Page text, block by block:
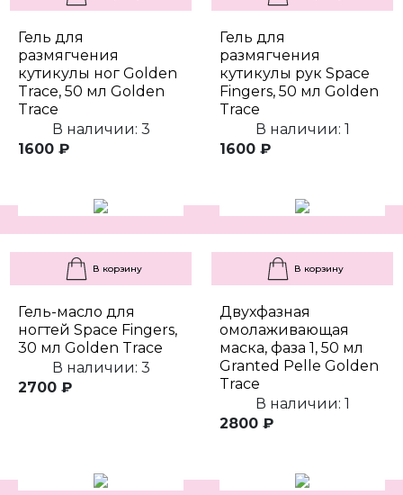
Гель для
размягчения
кутикулы ног Golden
Trace, 50 мл Golden
Trace
В наличии: 3
1600 ₽
Гель для
размягчения
кутикулы рук Space
Fingers, 50 мл Golden
Trace
В наличии: 1
1600 ₽
В корзину
Гель-масло для
ногтей Space Fingers,
30 мл Golden Trace
В наличии: 3
2700 ₽
В корзину
Двухфазная
омолаживающая
маска, фаза 1, 50 мл
Granted Pelle Golden
Trace
В наличии: 1
2800 ₽